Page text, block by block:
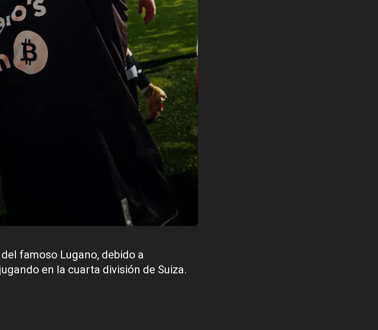
famoso Lugano, debido a
en la cuarta división de Suiza.